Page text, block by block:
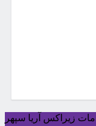
زیراکس آریا سپهر